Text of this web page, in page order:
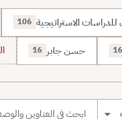
الاستراتيجية 106
16 حسن جابر 16